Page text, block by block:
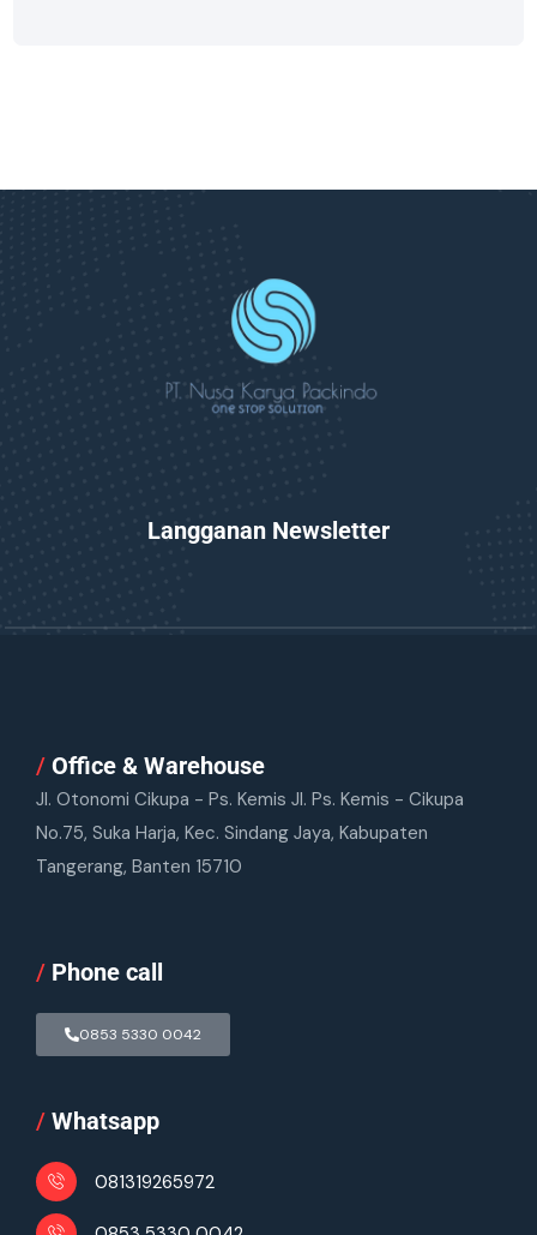
Langganan Newsletter
/ Office & Warehouse
Jl. Otonomi Cikupa - Ps. Kemis Jl. Ps. Kemis - Cikupa
No.75, Suka Harja, Kec. Sindang Jaya, Kabupaten
Tangerang, Banten 15710
/ Phone call
0853 5330 0042
/ Whatsapp
081319265972